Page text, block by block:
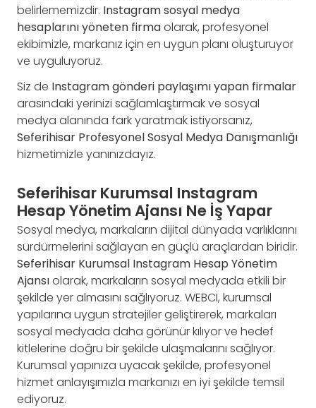
belirlememizdir. Instagram sosyal medya
hesaplarını yöneten firmaolarak, profesyonel
ekibimizle, markanız için en uygun planı oluşturuyor
ve uyguluyoruz.
Siz de Instagram gönderi paylaşımı yapan firmalar
arasındaki yerinizi sağlamlaştırmak ve sosyal
medya alanında fark yaratmak istiyorsanız,
Seferihisar Profesyonel Sosyal Medya Danışmanlığı
hizmetimizle yanınızdayız.
Seferihisar Kurumsal Instagram
Hesap Yönetim Ajansı Ne İş Yapar
Sosyal medya, markaların dijital dünyada varlıklarını
sürdürmelerini sağlayan en güçlü araçlardan biridir.
Seferihisar Kurumsal Instagram Hesap Yönetim
Ajansıolarak, markaların sosyal medyada etkili bir
şekilde yer almasını sağlıyoruz. WEBCİ, kurumsal
yapılarına uygun stratejiler geliştirerek, markaları
sosyal medyada daha görünür kılıyor ve hedef
kitlelerine doğru bir şekilde ulaşmalarını sağlıyor.
Kurumsal yapınıza uyacak şekilde, profesyonel
hizmet anlayışımızla markanızı en iyi şekilde temsil
ediyoruz.